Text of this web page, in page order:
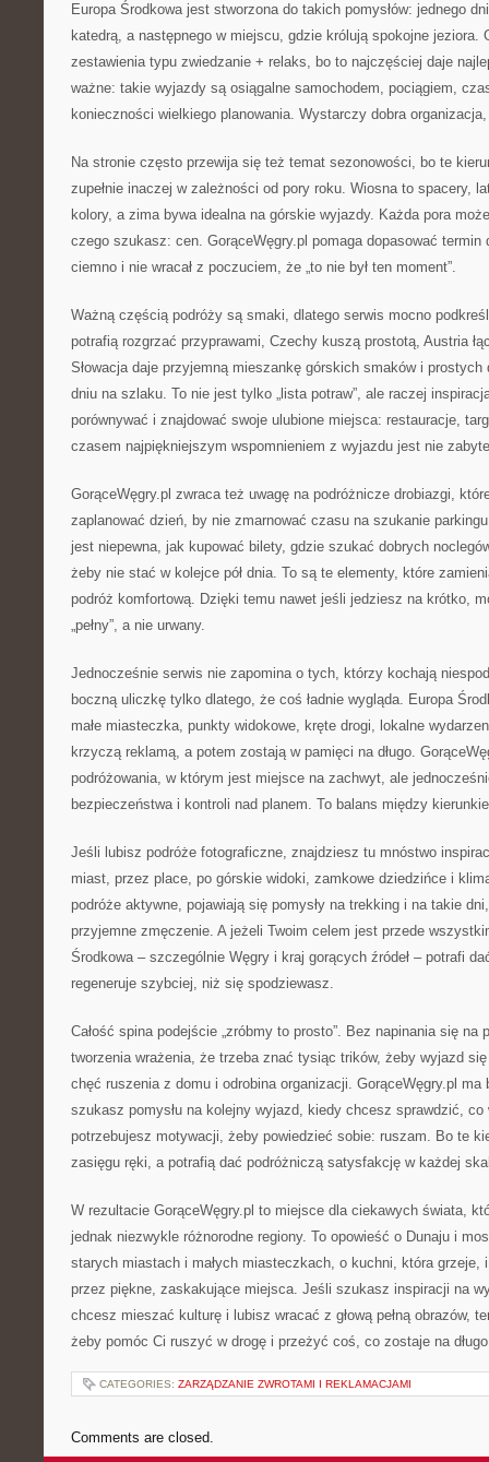
Europa Środkowa jest stworzona do takich pomysłów: jednego
katedrą, a następnego w miejscu, gdzie królują spokojne jeziora.
zestawienia typu zwiedzanie + relaks, bo to najczęściej daje
ważne: takie wyjazdy są osiągalne samochodem, pociągiem,
konieczności wielkiego planowania. Wystarczy dobra
Na stronie często przewija się też temat sezonowości, bo te
zupełnie inaczej w zależności od pory roku. Wiosna to spacery,
kolory, a zima bywa idealna na górskie wyjazdy. Każda pora
czego szukasz: cen. GorąceWęgry.pl pomaga dopasować termin
ciemno i nie wracał z poczuciem, że „to nie był ten moment”.
Ważną częścią podróży są smaki, dlatego serwis mocno
potrafią rozgrzać przyprawami, Czechy kuszą prostotą, Austria
Słowacja daje przyjemną mieszankę górskich smaków i
dniu na szlaku. To nie jest tylko „lista potraw”, ale raczej
porównywać i znajdować swoje ulubione miejsca: restauracje,
czasem najpiękniejszym wspomnieniem z wyjazdu jest nie
GorąceWęgry.pl zwraca też uwagę na podróżnicze drobiazgi,
zaplanować dzień, by nie zmarnować czasu na szukanie
jest niepewna, jak kupować bilety, gdzie szukać dobrych
żeby nie stać w kolejce pół dnia. To są te elementy, które
podróż komfortową. Dzięki temu nawet jeśli jedziesz na krótko,
„pełny”, a nie urwany.
Jednocześnie serwis nie zapomina o tych, którzy kochają
boczną uliczkę tylko dlatego, że coś ładnie wygląda. Europa
małe miasteczka, punkty widokowe, kręte drogi, lokalne
krzyczą reklamą, a potem zostają w pamięci na długo.
podróżowania, w którym jest miejsce na zachwyt, ale
bezpieczeństwa i kontroli nad planem. To balans między
Jeśli lubisz podróże fotograficzne, znajdziesz tu mnóstwo
miast, przez place, po górskie widoki, zamkowe dziedzińce i
podróże aktywne, pojawiają się pomysły na trekking i na takie
przyjemne zmęczenie. A jeżeli Twoim celem jest przede
Środkowa – szczególnie Węgry i kraj gorących źródeł – potrafi
regeneruje szybciej, niż się spodziewasz.
Całość spina podejście „zróbmy to prosto”. Bez napinania się na
tworzenia wrażenia, że trzeba znać tysiąc trików, żeby wyjazd
chęć ruszenia z domu i odrobina organizacji. GorąceWęgry.pl
szukasz pomysłu na kolejny wyjazd, kiedy chcesz sprawdzić,
potrzebujesz motywacji, żeby powiedzieć sobie: ruszam. Bo te
zasięgu ręki, a potrafią dać podróżniczą satysfakcję w każdej
W rezultacie GorąceWęgry.pl to miejsce dla ciekawych świata,
jednak niezwykle różnorodne regiony. To opowieść o Dunaju i
starych miastach i małych miasteczkach, o kuchni, która grzeje,
przez piękne, zaskakujące miejsca. Jeśli szukasz inspiracji na
chcesz mieszać kulturę i lubisz wracać z głową pełną obrazów,
żeby pomóc Ci ruszyć w drogę i przeżyć coś, co zostaje na
CATEGORIES: ZARZĄDZANIE ZWROTAMI I REKLAMACJAMI
Comments are closed.